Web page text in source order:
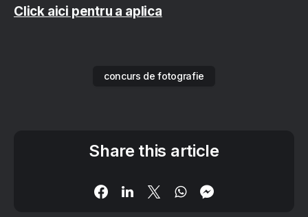
Click aici pentru a aplica
concurs de fotografie
Share this article